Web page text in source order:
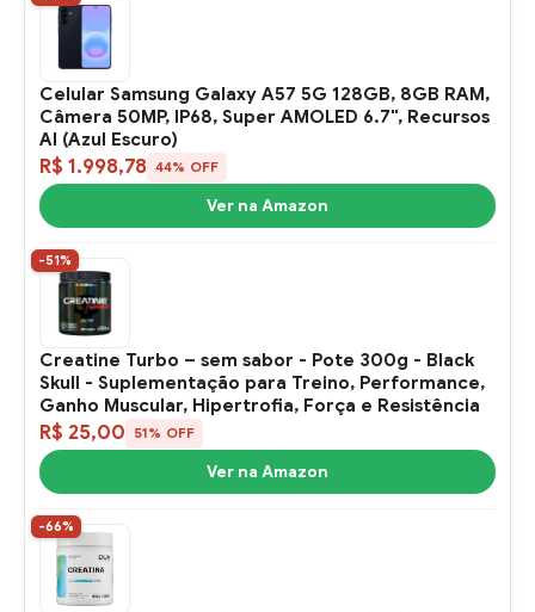
Celular Samsung Galaxy A57 5G 128GB, 8GB RAM,
Câmera 50MP, IP68, Super AMOLED 6.7", Recursos
AI (Azul Escuro)
R$ 1.998,78 44% OFF
Ver na Amazon
-51%
Creatine Turbo – sem sabor - Pote 300g - Black
Skull - Suplementação para Treino, Performance,
Ganho Muscular, Hipertrofia, Força e Resistência
R$ 25,00 51% OFF
Ver na Amazon
-66%